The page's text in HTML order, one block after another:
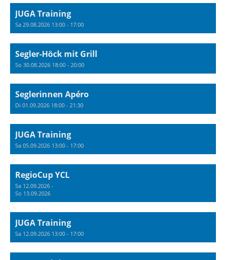
JUGA Training
Sa 29.08.2026 13:00 - 17:00
Segler-Höck mit Grill
So 30.08.2026 18:00 - 20:00
Seglerinnen Apéro
Di 01.09.2026 18:00 - 21:30
JUGA Training
Sa 05.09.2026 13:00 - 17:00
RegioCup YCL
Sa 12.09.2026 -
So 13.09.2026
JUGA Training
Sa 12.09.2026 13:00 - 17:00